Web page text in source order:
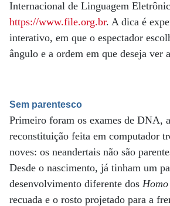
Internacional de Linguagem
https://www.file.org.br. A dica é
interativo, em que o espectador
ângulo e a ordem em que deseja ver
Sem parentesco
Primeiro foram os exames de DNA,
reconstituição feita em computador
noves: os neandertais não são
Desde o nascimento, já tinham um
desenvolvimento diferente dos
recuada e o rosto projetado para a